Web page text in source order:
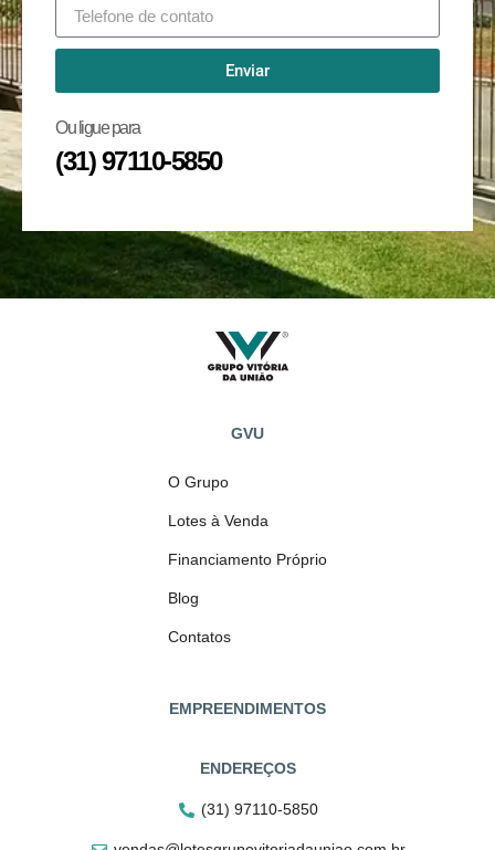
Enviar
Ou ligue para
(31) 97110-5850
GVU
O Grupo
Lotes à Venda
Financiamento Próprio
Blog
Contatos
EMPREENDIMENTOS
ENDEREÇOS
(31) 97110-5850